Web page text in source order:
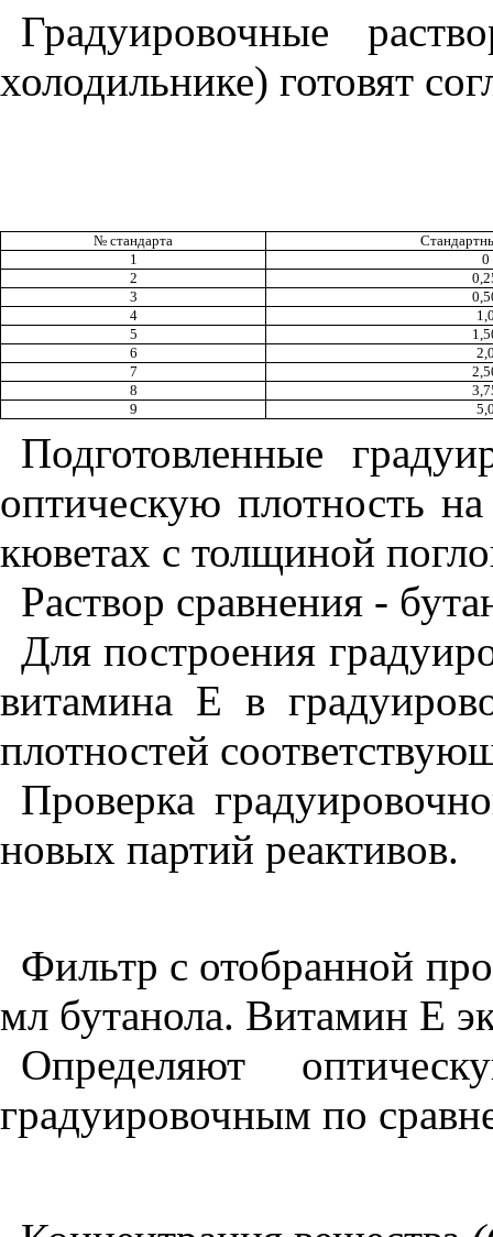
Градуировочные
холодильнике) готовят
№ стандарта
1
0
2
3
4
5
6
7
8
9
Подготовленные
оптическую плотность
кюветах с толщиной
Раствор сравнения -
Для построения
витамина Е в
плотностей
Проверка
новых партий реактивов.
Фильтр с отобранной
мл бутанола. Витамин Е
Определяют
градуировочным по